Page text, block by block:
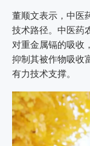
董顺文表示，中医
技术路径。中医药
对重金属镉的吸收
抑制其被作物吸收
有力技术支撑。